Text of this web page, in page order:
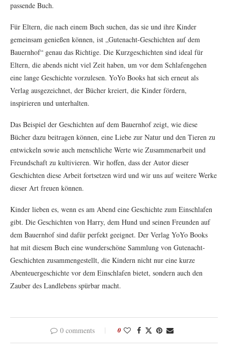
passende Buch.
Für Eltern, die nach einem Buch suchen, das sie und ihre Kinder
gemeinsam genießen können, ist „Gutenacht-Geschichten auf dem
Bauernhof“ genau das Richtige. Die Kurzgeschichten sind ideal für
Eltern, die abends nicht viel Zeit haben, um vor dem Schlafengehen
eine lange Geschichte vorzulesen. YoYo Books hat sich erneut als
Verlag ausgezeichnet, der Bücher kreiert, die Kinder fördern,
inspirieren und unterhalten.
Das Beispiel der Geschichten auf dem Bauernhof zeigt, wie diese
Bücher dazu beitragen können, eine Liebe zur Natur und den Tieren zu
entwickeln sowie auch menschliche Werte wie Zusammenarbeit und
Freundschaft zu kultivieren. Wir hoffen, dass der Autor dieser
Geschichten diese Arbeit fortsetzen wird und wir uns auf weitere Werke
dieser Art freuen können.
Kinder lieben es, wenn es am Abend eine Geschichte zum Einschlafen
gibt. Die Geschichten von Harry, dem Hund und seinen Freunden auf
dem Bauernhof sind dafür perfekt geeignet. Der Verlag YoYo Books
hat mit diesem Buch eine wunderschöne Sammlung von Gutenacht-
Geschichten zusammengestellt, die Kindern nicht nur eine kurze
Abenteuergeschichte vor dem Einschlafen bietet, sondern auch den
Zauber des Landlebens spürbar macht.
0 comments 0